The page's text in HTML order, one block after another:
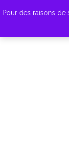
Pour des raisons